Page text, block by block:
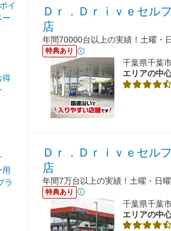
イ
ー
得
ラ
Ｄｒ．Ｄｒｉｖｅセル
店
年間70000台以上の実績！土曜・
特典あり
千葉県千葉
エリアの中
Ｄｒ．Ｄｒｉｖｅセル
店
年間7万台以上の実績！土曜・日
特典あり
千葉県千葉
エリアの中